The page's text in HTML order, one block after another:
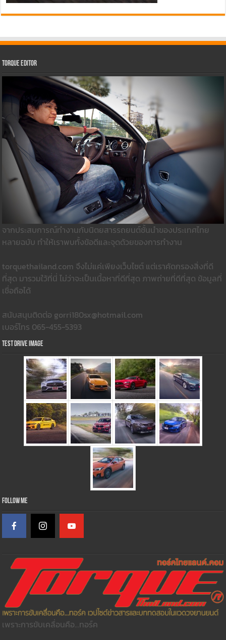
Torque Editor
จากประสบการณ์ทำงานกับนิตยสารรถยนต์ชั้นนำของประเทศไทย
หลายฉบับ ทำให้เราพบทั้งข้อดีและจุดด้วยของการทำงาน
torquethailand.com จึงไม่แค่เพียงเว็บไซต์ แต่เราคัดกรองสิ่งที่ดี
ที่สุด มารวมใว้ที่นี่ ไม่ว่าจะเป็นเนื้อหาที่ดีที่สุด ภาพถ่ายที่ดีที่สุด ข้อมูลที่
เชื่อถือได้
สนับสนุนติดต่อ gorri180sx@hotmail.com
เบอร์โทร 065-455-5393
Test Drive Image
Follow Me
เพราะการขับเคลื่อนคือ...ทอร์ค